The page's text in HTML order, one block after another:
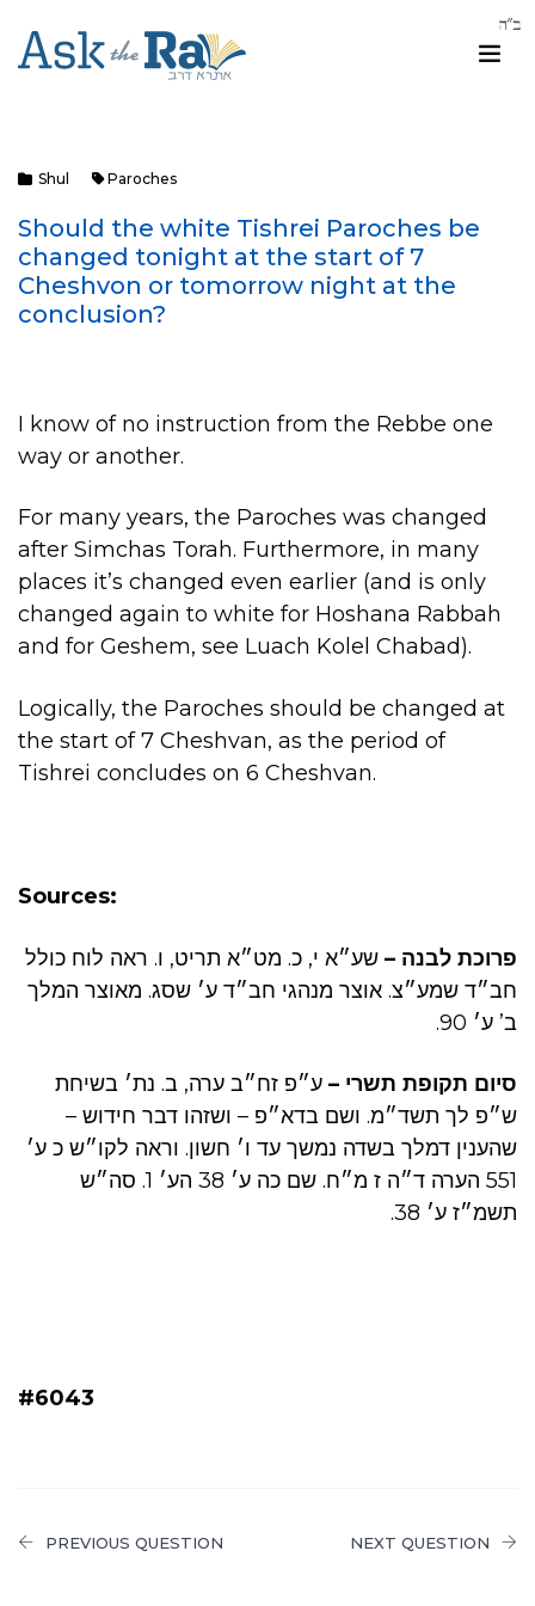
Shul Paroches
Should the white Tishrei Paroches be
changed tonight at the start of 7
Cheshvon or tomorrow night at the
conclusion?
I know of no instruction from the Rebbe one
way or another.
For many years, the Paroches was changed
after Simchas Torah. Furthermore, in many
places it’s changed even earlier (and is only
changed again to white for Hoshana Rabbah
and for Geshem, see Luach Kolel Chabad).
Logically, the Paroches should be changed at
the start of 7 Cheshvan, as the period of
Tishrei concludes on 6 Cheshvan.
Sources:
פרוכת לבנה – שע״א י, כ. מט״א תריט, ו. ראה לוח כולל
חב״ד שמע״צ. אוצר מנהגי חב״ד ע׳ שסג. מאוצר המלך
ב’ ע׳ 90.
סיום תקופת תשרי – ע״פ זח״ב ערה, ב. נת׳ בשיחת
ש״פ לך תשד״מ. ושם בדא״פ – ושזהו דבר חידוש –
שהענין דמלך בשדה נמשך עד ו׳ חשון. וראה לקו״ש כ ע׳
551 הערה ד״ה ז מ״ח. שם כה ע׳ 38 הע׳ 1. סה״ש
תשמ״ז ע׳ 38.
#6043
PREVIOUS QUESTION NEXT QUESTION